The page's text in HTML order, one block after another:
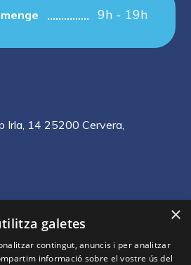
9h - 19h
Irla, 14 25200 Cervera,
×
galetes
contingut, anuncis i per analitzar
informació sobre el vostre ús del